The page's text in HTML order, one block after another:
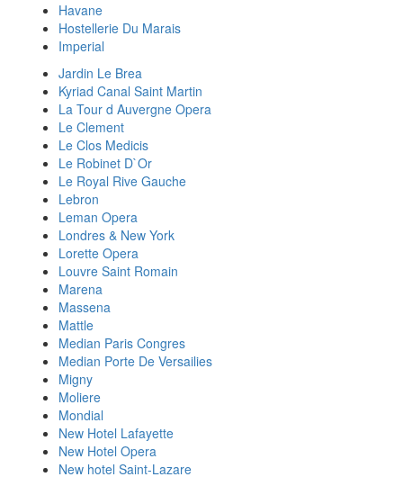
Havane
Hostellerie Du Marais
Imperial
Jardin Le Brea
Kyriad Canal Saint Martin
La Tour d Auvergne Opera
Le Clement
Le Clos Medicis
Le Robinet D`Or
Le Royal Rive Gauche
Lebron
Leman Opera
Londres & New York
Lorette Opera
Louvre Saint Romain
Marena
Massena
Mattle
Median Paris Congres
Median Porte De Versailies
Migny
Moliere
Mondial
New Hotel Lafayette
New Hotel Opera
New hotel Saint-Lazare